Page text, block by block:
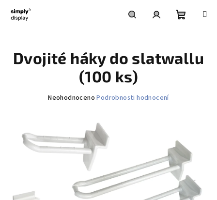
košík
Dvojité háky do slatwallu
(100 ks)
Průměrné
0,0
z
5
Neohodnoceno Podrobnosti hodnocení